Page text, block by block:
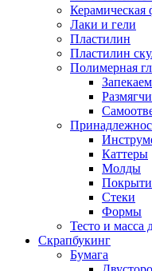
Керамическая
Лаки и гели
Пластилин
Пластилин
Полимерная
Каттеры
Молды
Стеки
Формы
Тесто и масса
Скрапбукинг
Бумага